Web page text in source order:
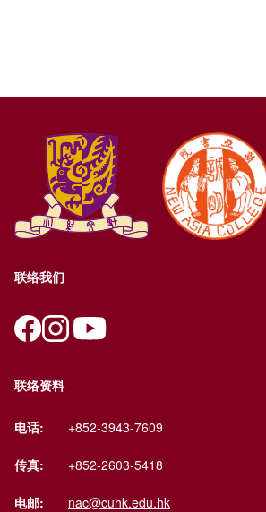
联络我们
联络资料
电话: +852-3943-7609
传真: +852-2603-5418
电邮: nac@cuhk.edu.hk